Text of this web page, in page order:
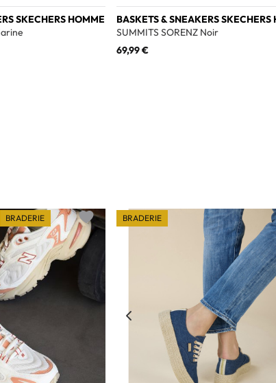
SKECHERS HOMME
BASKETS & SNEAKERS SKECHERS
SUMMITS SORENZ Noir
69,99 €
BRADERIE
Add to wishlist
BRADERIE